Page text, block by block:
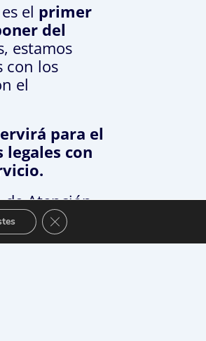
es el primer
del
estamos
con los
el
para el
con
Atención
en
Cerrar el banner de cookies RGPD